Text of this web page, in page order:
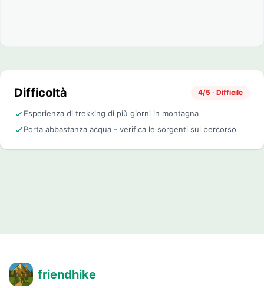
Difficoltà 4/5 · Difficile
Esperienza di trekking di più giorni in montagna
Porta abbastanza acqua - verifica le sorgenti sul percorso
friendhike